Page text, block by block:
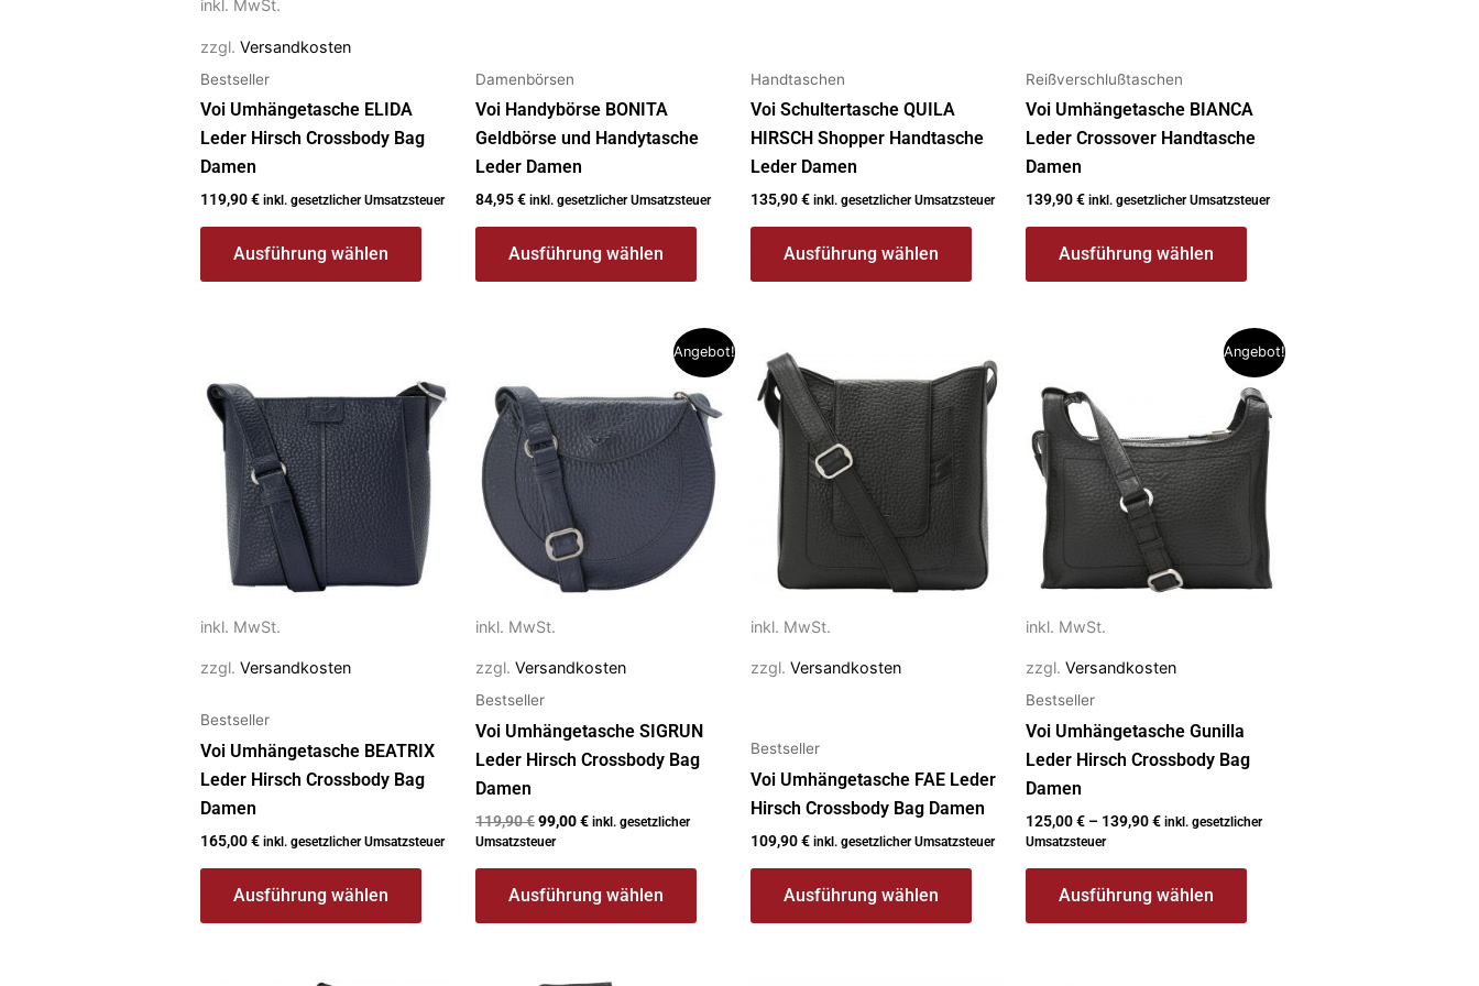
inkl. MwSt.
zzgl. Versandkosten
Bestseller
Voi Umhängetasche ELIDA
Leder Hirsch Crossbody Bag
Damen
119,90€ inkl. gesetzlicher Umsatzsteuer
Ausführung wählen
Damenbörsen
Voi Handybörse BONITA
Geldbörse und Handytasche
Leder Damen
84,95€ inkl. gesetzlicher Umsatzsteuer
Ausführung wählen
Handtaschen
Voi Schultertasche QUILA
HIRSCH Shopper Handtasche
Leder Damen
135,90€ inkl. gesetzlicher Umsatzsteuer
Ausführung wählen
Reißverschlußtaschen
Voi Umhängetasche BIANCA
Leder Crossover Handtasche
Damen
139,90€ inkl. gesetzlicher Umsatzsteuer
Ausführung wählen
inkl. MwSt.
zzgl. Versandkosten
Bestseller
Voi Umhängetasche BEATRIX
Leder Hirsch Crossbody Bag
Damen
165,00€ inkl. gesetzlicher Umsatzsteuer
Ausführung wählen
weist
mehrere
Varianten
auf.
Optionen
können
der
Produktseite
werden
Angebot!
inkl. MwSt.
zzgl. Versandkosten
Bestseller
Voi Umhängetasche SIGRUN
Leder Hirsch Crossbody Bag
Damen
119,90€
119,90 €
99,00€
99,00 €.
inkl. gesetzlicher
Umsatzsteuer
Ausführung wählen
weist
mehrere
Varianten
auf.
Die
Optionen
können
der
Produktseite
gewählt
werden
inkl. MwSt.
zzgl. Versandkosten
Bestseller
Voi Umhängetasche FAE Leder
Hirsch Crossbody Bag Damen
109,90€ inkl. gesetzlicher Umsatzsteuer
Ausführung wählen
Dieses
Produkt
weist
mehrere
Varianten
auf.
Optionen
können
der
Produktseite
Angebot!
inkl. MwSt.
zzgl. Versandkosten
Bestseller
Voi Umhängetasche Gunilla
Leder Hirsch Crossbody Bag
Damen
125,00€ – 139,90€ inkl. gesetzlicher
Umsatzsteuer
Ausführung wählen
weist
mehrere
Varianten
auf.
Die
Optionen
können
der
Produktseite
gewählt
werden